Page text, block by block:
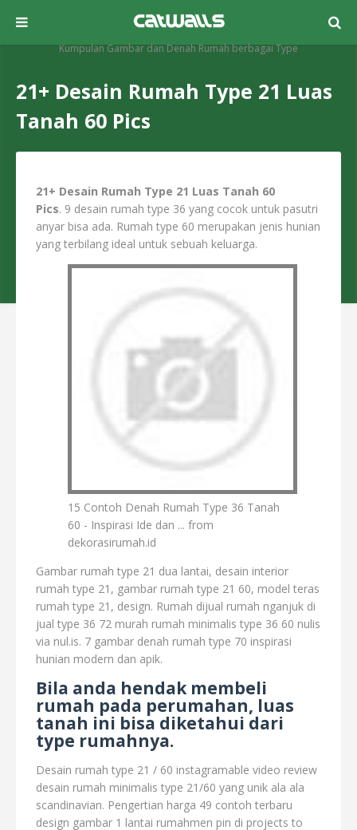
Kumpulan Gambar dan Denah Rumah berbagai Type
21+ Desain Rumah Type 21 Luas
Tanah 60 Pics
21+ Desain Rumah Type 21 Luas Tanah 60
Pics. 9 desain rumah type 36 yang cocok untuk pasutri
anyar bisa ada. Rumah type 60 merupakan jenis hunian
yang terbilang ideal untuk sebuah keluarga.
15 Contoh Denah Rumah Type 36 Tanah
60 - Inspirasi Ide dan ... from
dekorasirumah.id
Gambar rumah type 21 dua lantai, desain interior
rumah type 21, gambar rumah type 21 60, model teras
rumah type 21, design. Rumah dijual rumah nganjuk di
jual type 36 72 murah rumah minimalis type 36 60 nulis
via nul.is. 7 gambar denah rumah type 70 inspirasi
hunian modern dan apik.
Bila anda hendak membeli
rumah pada perumahan, luas
tanah ini bisa diketahui dari
type rumahnya.
Desain rumah type 21 / 60 instagramable video review
desain rumah minimalis type 21/60 yang unik ala ala
scandinavian. Pengertian harga 49 contoh terbaru
design gambar 1 lantai rumahmen pin di projects to